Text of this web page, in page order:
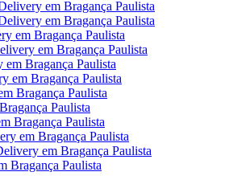
em Bragança Paulista
em Bragança Paulista
em Bragança Paulista
em Bragança Paulista
em Bragança Paulista
em Bragança Paulista
Bragança Paulista
Bragança Paulista
Bragança Paulista
em Bragança Paulista
em Bragança Paulista
Bragança Paulista